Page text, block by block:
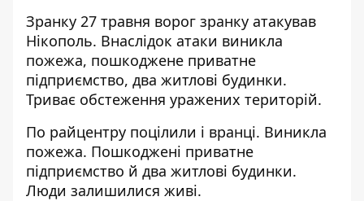
Зранку 27 травня ворог зранку атакував
Нікополь. Внаслідок атаки виникла
пожежа, пошкоджене приватне
підприємство, два житлові будинки.
Триває обстеження уражених територій.
По райцентру поцілили і вранці. Виникла
пожежа. Пошкоджені приватне
підприємство й два житлові будинки.
Люди залишилися живі.